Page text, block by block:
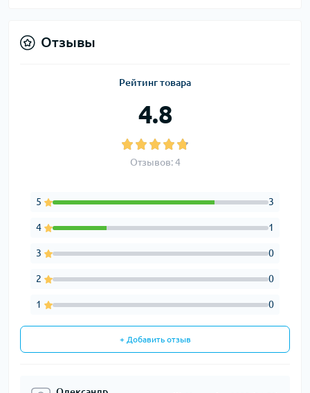
Отзывы
Рейтинг товара
4.8
Отзывов: 4
5 3
4 1
3 0
2 0
1 0
+ Добавить отзыв